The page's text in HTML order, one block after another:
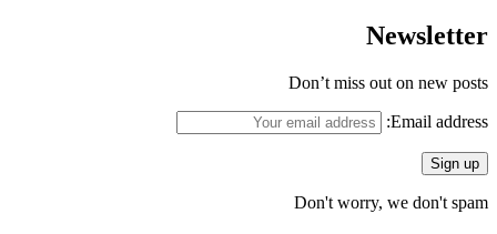
Newsletter
Don’t miss out on new posts
Email address:
Don't worry, we don't spam